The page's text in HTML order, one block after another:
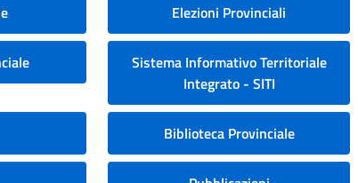
Elezioni Provinciali
Sistema Informativo Territoriale
Integrato - SITI
Biblioteca Provinciale